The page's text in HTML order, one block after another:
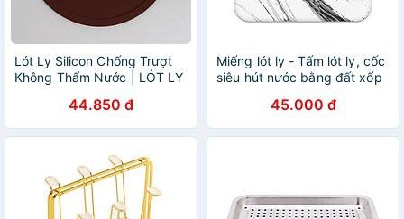
Lót Ly Silicon Chống Trượt
Không Thấm Nước | LÓT LY
CAFE KHÔNG HỌA TIẾT
44.850 đ
Miếng lót ly - Tấm lót ly, cốc
siêu hút nước bằng đất xốp
điệp dễ thương
45.000 đ